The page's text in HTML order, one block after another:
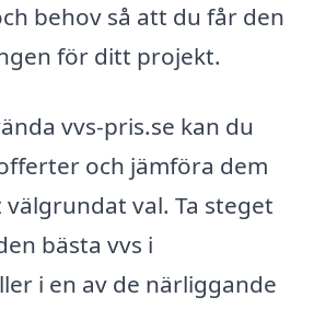
behov så att du får den
för ditt projekt.
vvs-pris.se kan du
och jämföra dem
val. Ta steget
bästa vvs i
i en av de närliggande